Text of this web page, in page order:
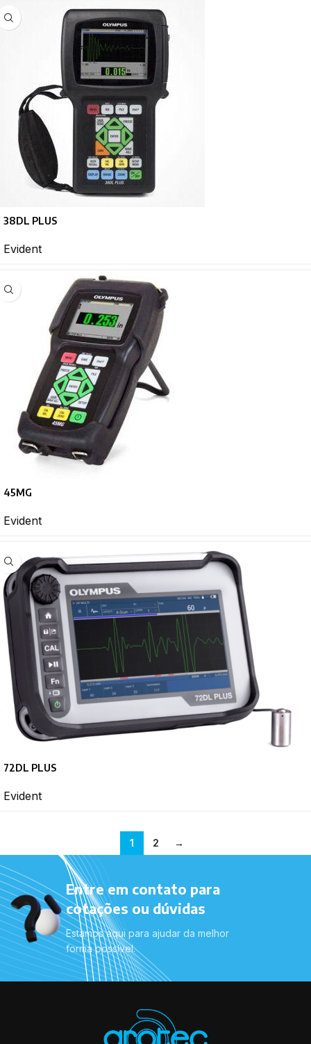
38DL PLUS
Evident
45MG
Evident
72DL PLUS
Evident
1 2 →
Entre em contato para
cotações ou dúvidas
Estamos aqui para ajudar da melhor
forma possível.